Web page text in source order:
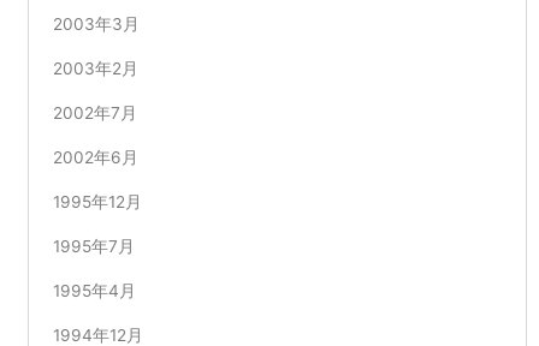
2003年3月
2003年2月
2002年7月
2002年6月
1995年12月
1995年7月
1995年4月
1994年12月